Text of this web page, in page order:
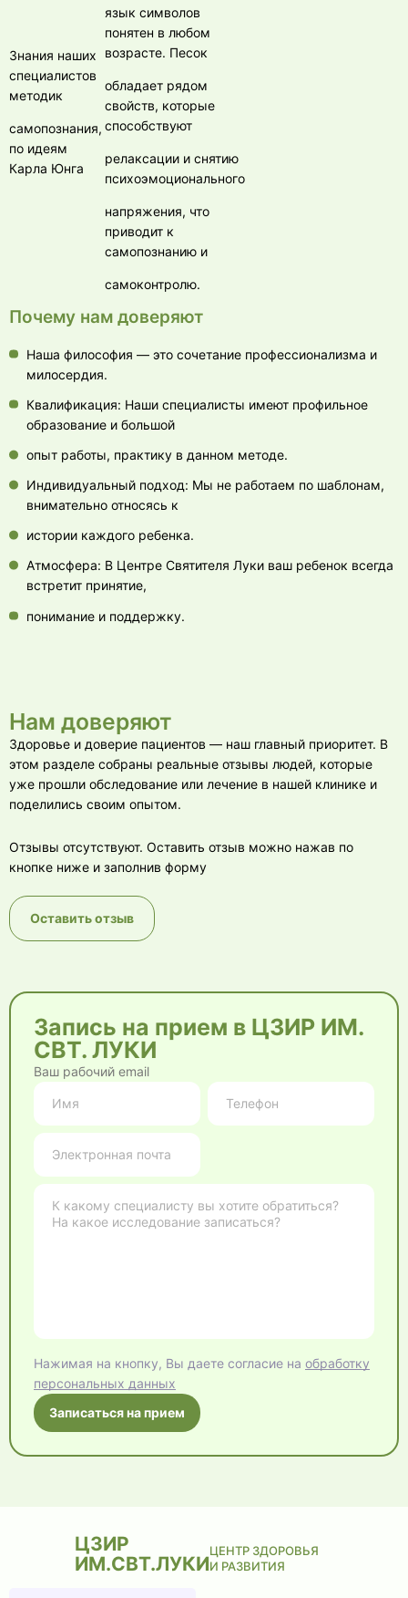
Знания наших
специалистов
методик
самопознания,
по идеям
Карла Юнга
язык символов
понятен в любом
возрасте. Песок
обладает рядом
свойств, которые
способствуют
релаксации и снятию
психоэмоционального
напряжения, что
приводит к
самопознанию и
самоконтролю.
Почему нам доверяют
Наша философия — это сочетание профессионализма и
милосердия.
Квалификация: Наши специалисты имеют профильное
образование и большой
опыт работы, практику в данном методе.
Индивидуальный подход: Мы не работаем по шаблонам,
внимательно относясь к
истории каждого ребенка.
Атмосфера: В Центре Святителя Луки ваш ребенок всегда
встретит принятие,
понимание и поддержку.
Нам доверяют
Здоровье и доверие пациентов — наш главный приоритет. В
этом разделе собраны реальные отзывы людей, которые
уже прошли обследование или лечение в нашей клинике и
поделились своим опытом.
Отзывы отсутствуют. Оставить отзыв можно нажав по
кнопке ниже и заполнив форму
Оставить отзыв
Запись на прием в ЦЗИР ИМ.
СВТ. ЛУКИ
Нажимая на кнопку, Вы даете согласие на обработку
персональных данных
Записаться на прием
ЦЗИР
ИМ.СВТ.ЛУКИ
ЦЕНТР ЗДОРОВЬЯ
И РАЗВИТИЯ